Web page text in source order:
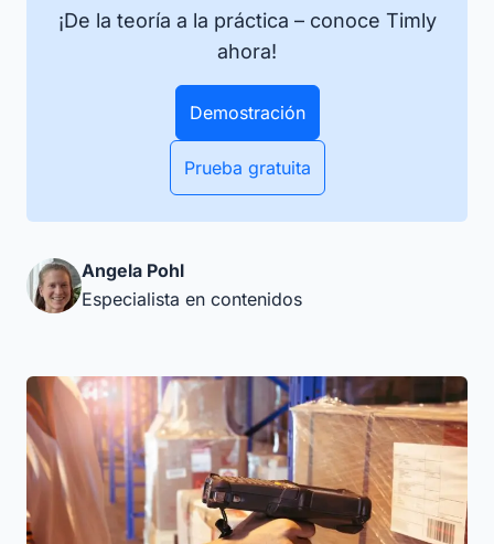
¡De la teoría a la práctica – conoce Timly
ahora!
Demostración
Prueba gratuita
Angela Pohl
Especialista en contenidos